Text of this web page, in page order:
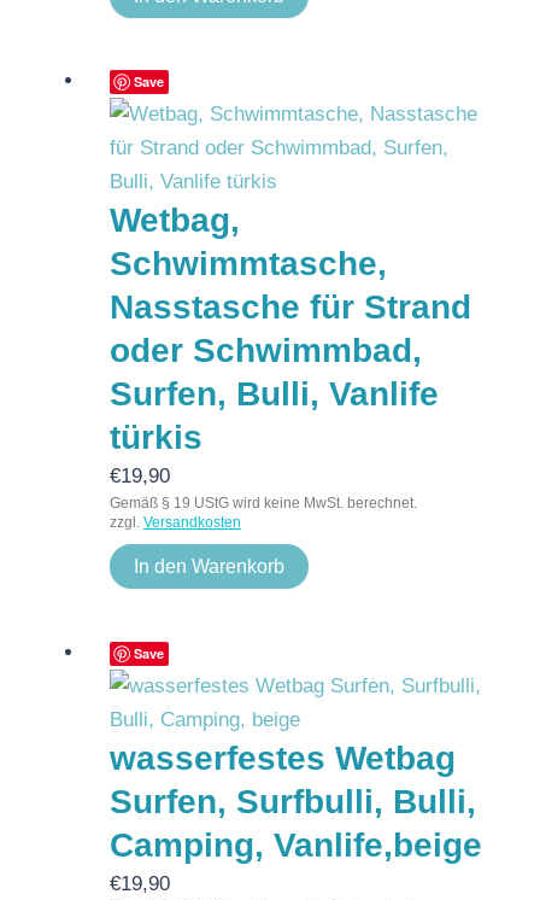
Save
Wetbag,
Schwimmtasche,
Nasstasche für Strand
oder Schwimmbad,
Surfen, Bulli, Vanlife
türkis
€19,90
Gemäß § 19 UStG wird keine MwSt. berechnet.
zzgl. Versandkosten
In den Warenkorb
Save
wasserfestes Wetbag
Surfen, Surfbulli, Bulli,
Camping, Vanlife,beige
€19,90